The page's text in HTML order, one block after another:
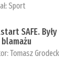
Sport
SAFE.
Tomasz